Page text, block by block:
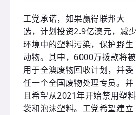
工党承诺，如果赢得联邦大
选，计划投资2.9亿澳元，减少
环境中的塑料污染，保护野生
动物。其中，6000万拨款将被
用于全澳废物回收计划，并委
任一个全国废物处理专员。并
且希望从2021年开始禁用塑料
袋和泡沫塑料。工党希望建立